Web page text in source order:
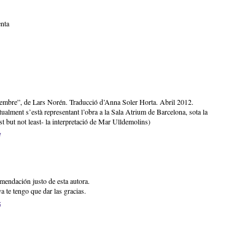
de Lars Norén. Traducció d’Anna Soler Horta. Abril 2012.
s’està representant l’obra a la Sala Atrium de Barcelona, sota la
but not least- la interpretació de Mar Ulldemolins)
justo de esta autora.
te tengo que dar las gracias.